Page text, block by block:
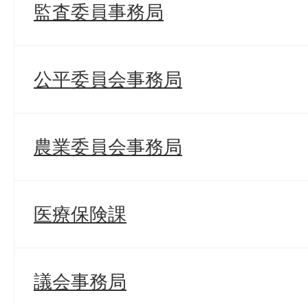
監査委員事務局
公平委員会事務局
農業委員会事務局
医療保険課
議会事務局